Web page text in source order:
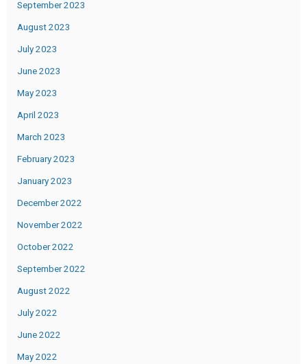
September 2023
August 2023
July 2023
June 2023
May 2023
April 2023
March 2023
February 2023
January 2023
December 2022
November 2022
October 2022
September 2022
August 2022
July 2022
June 2022
May 2022